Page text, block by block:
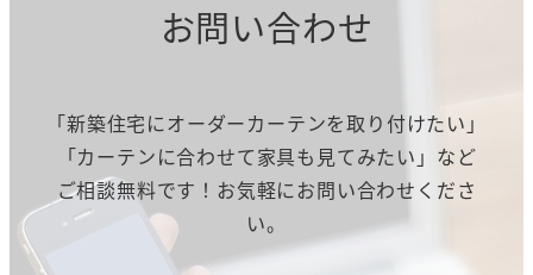
お問い合わせ
「新築住宅にオーダーカーテンを取り付けたい」
「カーテンに合わせて家具も見てみたい」など
ご相談無料です！お気軽にお問い合わせくださ
い。